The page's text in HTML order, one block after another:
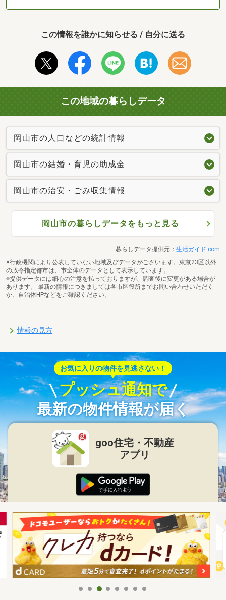
この情報を誰かに知らせる / 自分に送る
この地域の暮らしデータ
岡山市の人口などの統計情報
岡山市の結婚・育児の助成金
岡山市の治安・ごみ収集情報
岡山市の暮らしデータをもっと見る
暮らしデータ提供元： 生活ガイド.com
※行政機関により公表していない地域及びデータがございます。東京23区以外
の政令指定都市は、市全体のデータとして表示しています。
※提供データには細心の注意を払っておりますが、調査後に変更がある場合が
あります。 最新の情報につきましては各市区役所までお問い合わせいただく
か、自治体HPなどをご確認ください。
情報の見方
お気に入りの物件を見逃さない！
プッシュ通知で
最新の物件情報が届く
goo住宅・不動産
アプリ